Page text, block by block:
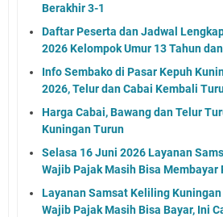
Berakhir 3-1
Daftar Peserta dan Jadwal
2026 Kelompok Umur 13 Tahun
Info Sembako di Pasar Kepuh
2026, Telur dan Cabai Kembali
Harga Cabai, Bawang dan Telur
Kuningan Turun
Selasa 16 Juni 2026 Layanan
Wajib Pajak Masih Bisa Membayar
Layanan Samsat Keliling
Wajib Pajak Masih Bisa Bayar, Ini